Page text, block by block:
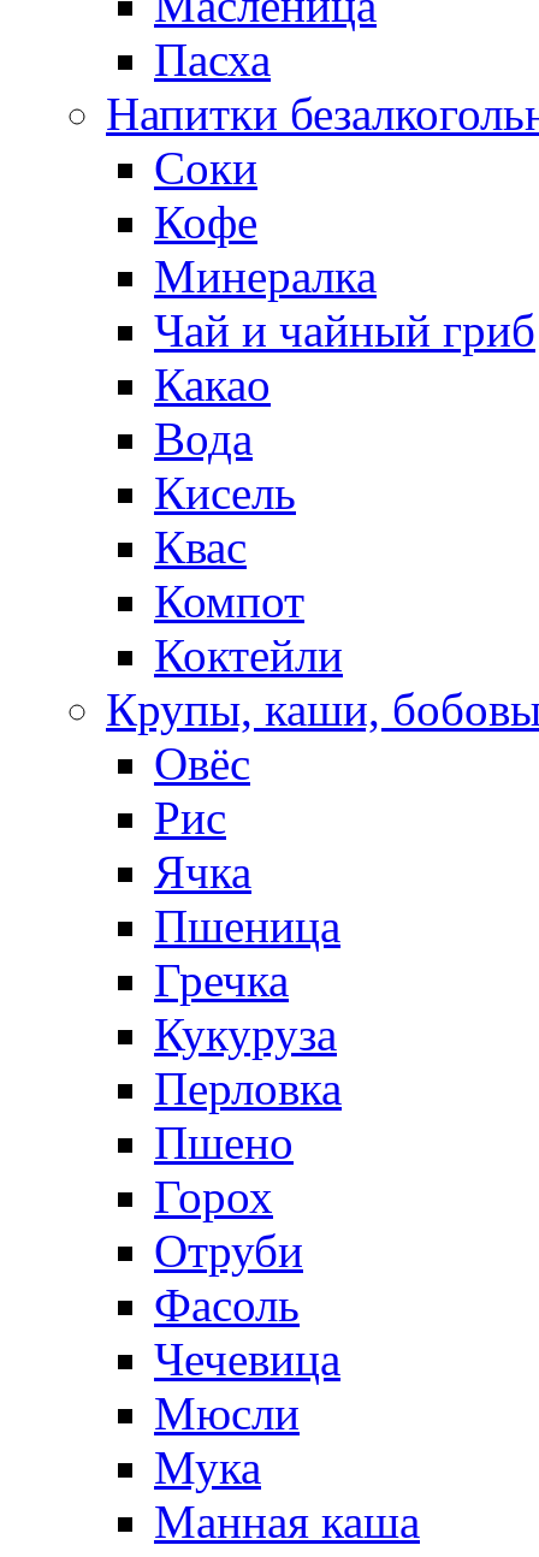
Пасха
Напитки
Соки
Кофе
Минералка
Чай и чайный гриб
Какао
Вода
Кисель
Квас
Компот
Коктейли
Крупы, каши,
Овёс
Рис
Ячка
Пшеница
Гречка
Кукуруза
Перловка
Пшено
Горох
Отруби
Фасоль
Чечевица
Мюсли
Мука
Манная каша